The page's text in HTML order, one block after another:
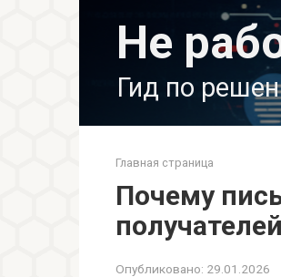
Не
Гид по
Главная страница
Почему
Опубликовано: 29.01.2026